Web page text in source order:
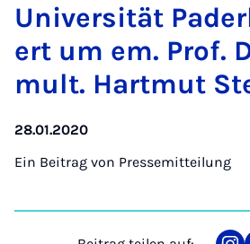
Uni­ver­si­tät
ert um em. Prof.
mult. Hart­mut
28.01.2020
Ein Beitrag von Pressemitteilung